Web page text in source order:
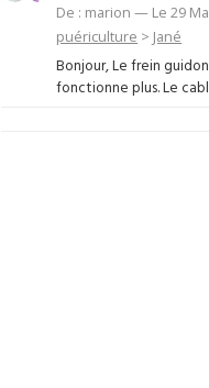
De : marion — Le 29
puériculture > Jané
Bonjour, Le frein
fonctionne plus. Le